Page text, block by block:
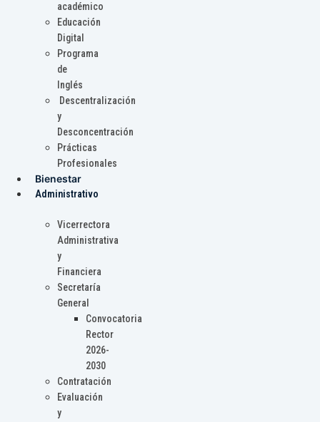
académico
Educación
Digital
Programa
de
Inglés
Descentralización
y
Desconcentración
Prácticas
Profesionales
Bienestar
Administrativo
Vicerrectora
Administrativa
y
Financiera
Secretaría
General
Convocatoria
Rector
2026-
2030
Contratación
Evaluación
y